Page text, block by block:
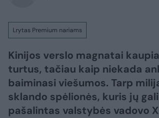
Lrytas Premium nariams
Kinijos verslo magnatai
turtus, tačiau kaip niekada
baiminasi viešumos. Tarp
sklando spėlionės, kuris jų
pašalintas valstybės vadovo